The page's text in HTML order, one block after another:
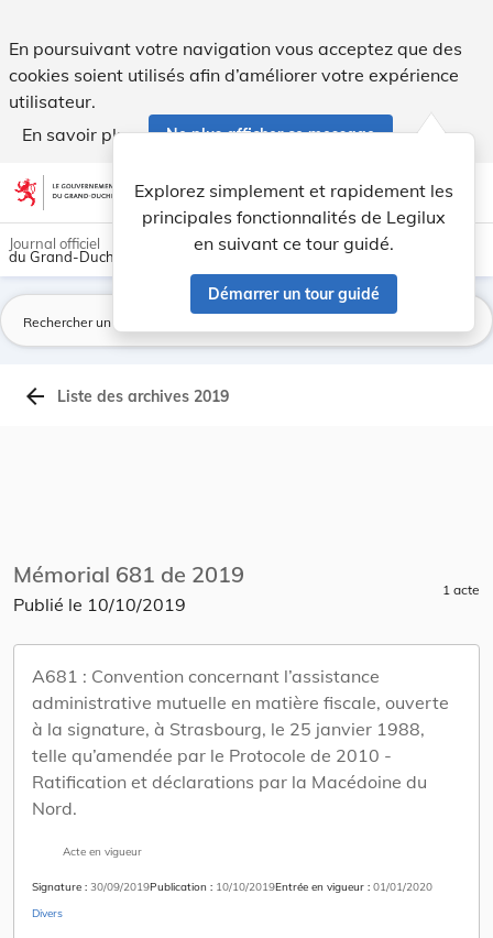
En poursuivant votre navigation vous acceptez que des
cookies soient utilisés afin d’améliorer votre expérience
utilisateur.
En savoir plus
Ne plus afficher ce message
Aller au contenu account_circle help Aide
Explorez simplement et rapidement les
principales fonctionnalités de Legilux
en suivant ce tour guidé.
Démarrer un tour guidé
light_mode dark_mode
Journal officiel
du Grand-Duché de Luxembourg
arrow_back Liste des archives 2019
Mémorial 681 de 2019
Publié le 10/10/2019
1 acte
A681 : Convention concernant l’assistance
administrative mutuelle en matière fiscale, ouverte
à la signature, à Strasbourg, le 25 janvier 1988,
telle qu’amendée par le Protocole de 2010 -
Ratification et déclarations par la Macédoine du
Nord.
Acte en vigueur
Signature 30/09/2019Publication 10/10/2019Entrée en vigueur
01/01/2020
Divers